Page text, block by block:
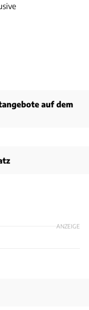
auf dem
ANZEIGE